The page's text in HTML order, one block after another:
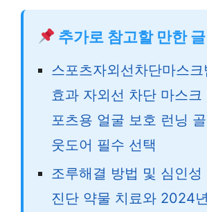
추가로 참고할 만한 글
스포츠자외선차단마스
효과 자외선 차단 마스
포츠용 얼굴 보호 런닝
웃도어 필수 선택
조루해결 방법 및 심인성
진단 약물 치료와 2024